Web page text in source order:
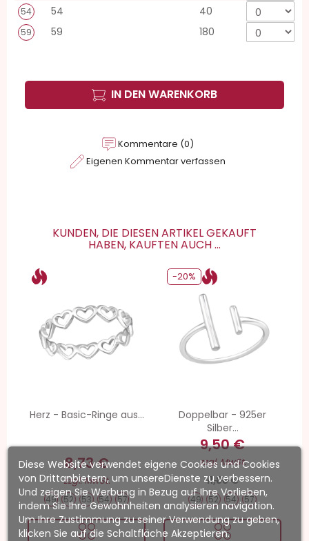
54 54 40
59 59 180
IN DEN WARENKORB
Kommentare (0)
Eigenen Kommentar verfassen
KUNDEN, DIE DIESEN ARTIKEL GEKAUFT
HABEN, KAUFTEN AUCH ...
Herz - Basic-Ringe aus...
8,73 €
zzgl. MwSt.
49 52 53 54 57
Doppelbar - 925er
Silber...
9,50 €
zzgl. MwSt.
11,88 €
49 52 54 57
-20%
Diese Website verwendet eigene Cookies und Cookies
von Drittanbietern, um unsereDienste zu verbessern.
Und zeigen Sie Werbung in Bezug auf Ihre Vorlieben,
indem Sie Ihre Gewohnheiten analysieren navigation.
Um Ihre Zustimmung zu seiner Verwendung zu geben,
klicken Sie auf die Schaltfläche Akzeptieren.